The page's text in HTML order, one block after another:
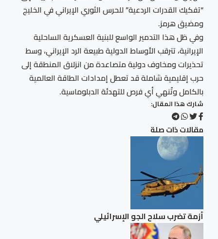
“تفكيك القدرات الردعية” للحرس الثوري الإيراني في الخليج
ومضيق هرمز.
وفي ظل هذا التدمير الواسع للبنية العسكرية الساحلية
الإيرانية، تترقب الأوساط الدولية طبيعة الرد الإيراني، وسط
تحذيرات ومخاوف دولية متصاعدة من انزلاق المنطقة إلى
حرب إقليمية شاملة قد تعطل إمدادات الطاقة العالمية
بالكامل وتُنهي أي فرص للتهدئة الدبلوماسية.
شارك هذا المقال:
مقالات ذات صلة
أزمة تضرب سلاح الجو الإسرائيلي